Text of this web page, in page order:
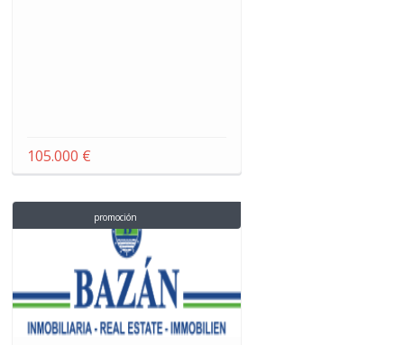
105.000 €
promoción